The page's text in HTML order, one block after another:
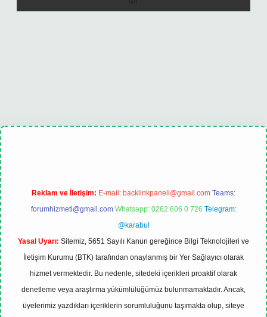
Reklam ve İletişim: E-mail: backlinkpaneli@gmail.com Teams:
forumhizmeti@gmail.com Whatsapp: 0262 606 0 726 Telegram:
@karabul
Yasal Uyarı: Sitemiz, 5651 Sayılı Kanun gereğince Bilgi Teknolojileri ve
İletişim Kurumu (BTK) tarafından onaylanmış bir Yer Sağlayıcı olarak
hizmet vermektedir. Bu nedenle, sitedeki içerikleri proaktif olarak
denetleme veya araştırma yükümlülüğümüz bulunmamaktadır. Ancak,
üyelerimiz yazdıkları içeriklerin sorumluluğunu taşımakta olup, siteye